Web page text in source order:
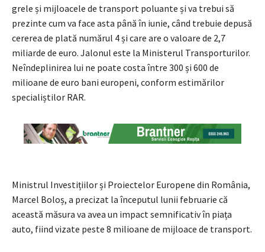
grele și mijloacele de transport poluante și va trebui să
prezinte cum va face asta până în iunie, când trebuie depusă
cererea de plată numărul 4 și care are o valoare de 2,7
miliarde de euro. Jalonul este la Ministerul Transporturilor.
Neîndeplinirea lui ne poate costa între 300 și 600 de
milioane de euro bani europeni, conform estimărilor
specialiștilor RAR.
Ministrul Investițiilor și Proiectelor Europene din România,
Marcel Boloș, a precizat la începutul lunii februarie că
această măsura va avea un impact semnificativ în piața
auto, fiind vizate peste 8 milioane de mijloace de transport.